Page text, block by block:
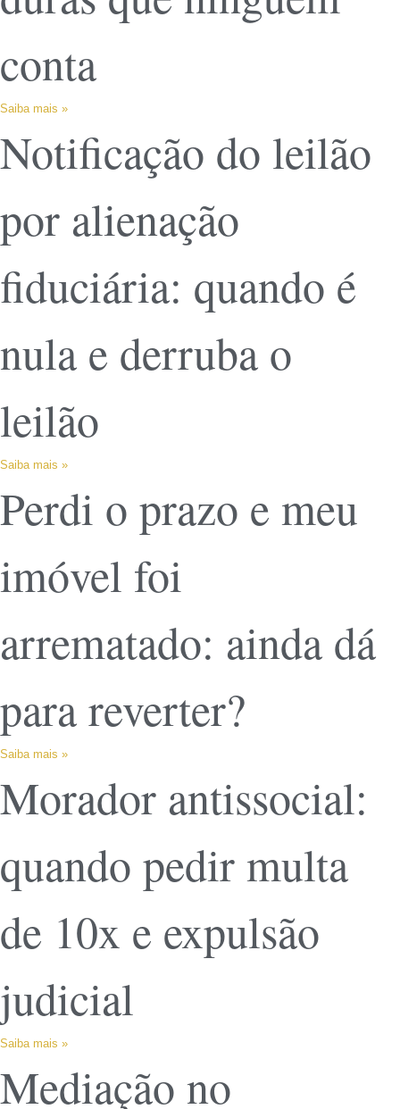
conta
Saiba mais »
Notificação do leilão
por alienação
fiduciária: quando é
nula e derruba o
leilão
Saiba mais »
Perdi o prazo e meu
imóvel foi
arrematado: ainda dá
para reverter?
Saiba mais »
Morador antissocial:
quando pedir multa
de 10x e expulsão
judicial
Saiba mais »
Mediação no